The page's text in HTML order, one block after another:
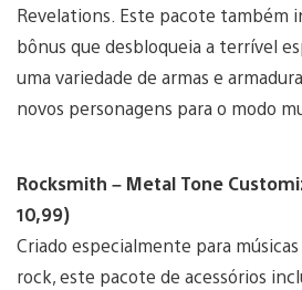
Revelations. Este pacote também
bônus que desbloqueia a terrível
uma variedade de armas e
novos personagens para o modo
Rocksmith – Metal Tone
10,99)
Criado especialmente para
rock, este pacote de acessórios